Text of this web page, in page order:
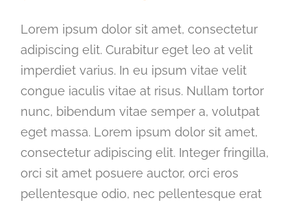
Visie & Beleid
Contact
Rondleiding
Aanmelden
Lorem ipsum dolor sit amet, consectetur
adipiscing elit. Curabitur eget leo at velit
imperdiet varius. In eu ipsum vitae velit
congue iaculis vitae at risus. Nullam tortor
nunc, bibendum vitae semper a, volutpat
eget massa. Lorem ipsum dolor sit amet,
consectetur adipiscing elit. Integer fringilla,
orci sit amet posuere auctor, orci eros
pellentesque odio, nec pellentesque erat